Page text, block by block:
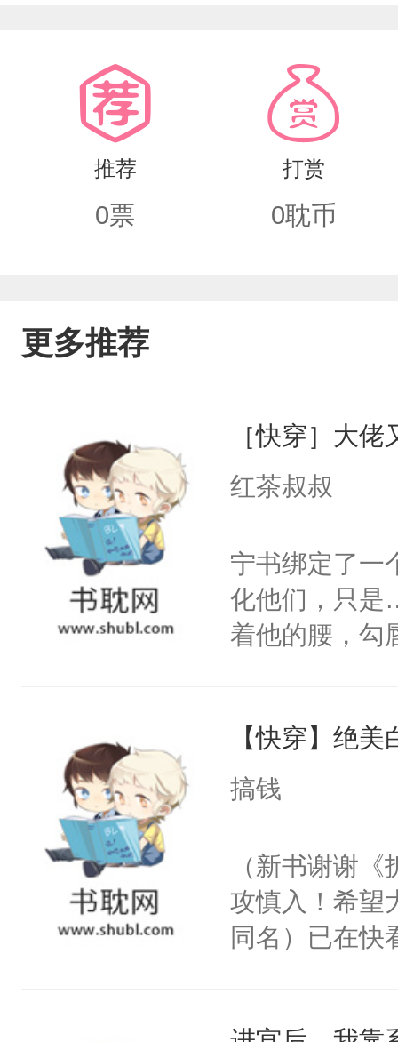
推荐
0票
打赏
0耽币
更多推荐
［快穿］大
红茶叔叔
宁书绑定了一
化他们，只是
着他的腰，勾
来，给老公
用力——为你
【快穿】绝
搞钱
（新书谢谢
攻慎入！希望
同名）已在快